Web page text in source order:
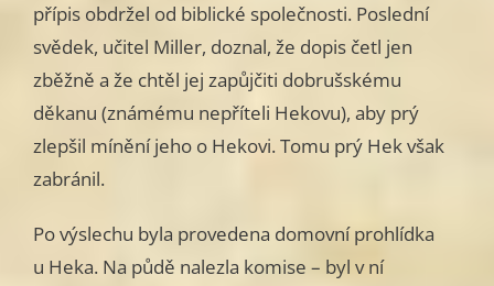
přípis obdržel od biblické společnosti. Poslední
svědek, učitel Miller, doznal, že dopis četl jen
zběžně a že chtěl jej zapůjčiti dobrušskému
děkanu (známému nepříteli Hekovu), aby prý
zlepšil mínění jeho o Hekovi. Tomu prý Hek však
zabránil.
Po výslechu byla provedena domovní prohlídka
u Heka. Na půdě nalezla komise – byl v ní